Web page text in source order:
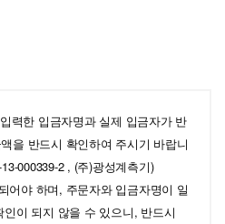
력한 입금자명과 실제 입금자가 반
을 반드시 확인하여 주시기 바랍니
000339-2 , (주)광성계측기)
어야 하며, 주문자와 입금자명이 일
이 되지 않을 수 있으니, 반드시